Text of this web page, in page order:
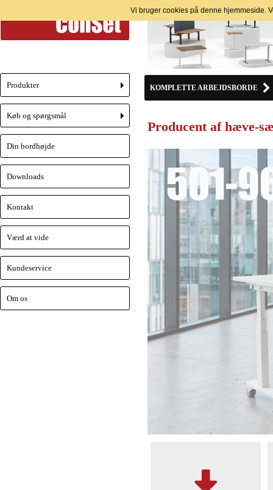
KOMPLETTE ARBEJDSBORDE
Producent af hæve-
+
Produkter
+
Køb og spørgsmål
Din bordhøjde
Downloads
Kontakt
Værd at vide
Kundeservice
Om os
Vi bruger cookies på denne hjemmeside.